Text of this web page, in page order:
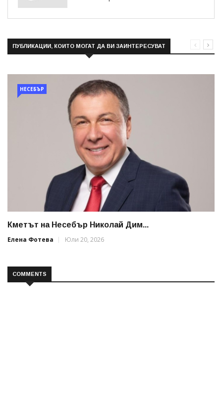
ПУБЛИКАЦИИ, КОИТО МОГАТ ДА ВИ ЗАИНТЕРЕСУВАТ
НЕСЕБЪР
Кметът на Несебър Николай Дим...
Елена Фотева
Юли 20, 2026
COMMENTS